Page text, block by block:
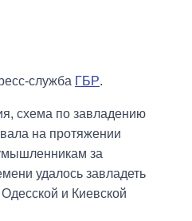
служба ГБР.
схема по завладению
на протяжении
за
удалось завладеть
и Киевской